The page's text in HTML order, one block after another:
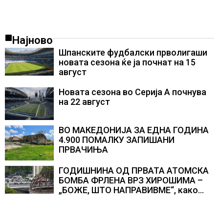
Најново
Шпанските фудбалски прволигаши
новата сезона ќе ја почнат на 15
август
Новата сезона во Серија А почнува
на 22 август
ВО МАКЕДОНИЈА ЗА ЕДНА ГОДИНА
4.900 ПОМАЛКУ ЗАПИШАНИ
ПРВАЧИЊА
ГОДИШНИНА ОД ПРВАТА АТОМСКА
БОМБА ФРЛЕНА ВРЗ ХИРОШИМА –
„БОЖЕ, ШТО НАПРАВИВМЕ“, како